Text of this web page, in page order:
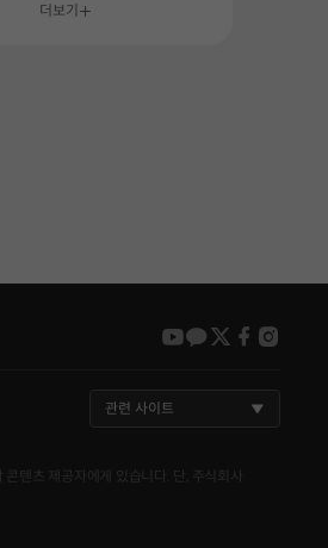
더보기
youtube
kakao
twitter
관련 사이트
텐츠 제공자에게 있습니다. 단, 주식회사